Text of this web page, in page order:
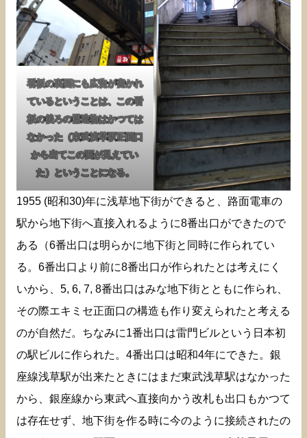
看板の裏面にも広告が書かれ
ているということは、この看
板の後ろの構造物はかつては
なかった（東武浅草駅正面口
から出てこの面が見えてい
た）ということになる。
1955 (昭和30)年に浅草地下街ができると、路面電車の
駅から地下街へ直接入れるように8番出口ができたので
ある（6番出口は明らかに地下街と同時に作られてい
る。6番出口より前に8番出口が作られたとは考えにく
いから、5, 6, 7, 8番出口はみな地下街とともに作られ、
その際エキミセ正面口の構造も作り変えられたと考える
のが自然だ。ちなみに1番出口は雷門ビルという日本初
の駅ビルに作られた。4番出口は昭和4年にできた。銀
座線浅草駅が出来たときにはまだ東武浅草駅はなかった
から、銀座線から東武へ直接向かう改札も出口もかつて
は存在せず、地下街を作る時に今のように接続されたの